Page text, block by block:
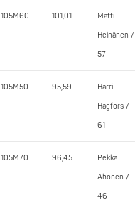
105M60 101,01 Matti
Heinänen /
57
105M50 95,59 Harri
Hagfors /
61
105M70 96,45 Pekka
Ahonen /
46